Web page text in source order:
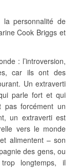
personnalité de
Cook Briggs et
: l’introversion,
car ils ont des
Un extraverti
parle fort et qui
pas forcément un
un extraverti est
vers le monde
alimentent – son
des gens, ou
longtemps, il